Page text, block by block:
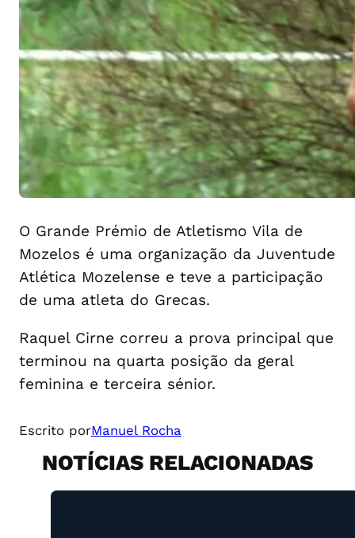
O Grande Prémio de Atletismo Vila de
Mozelos é uma organização da Juventude
Atlética Mozelense e teve a participação
de uma atleta do Grecas.
Raquel Cirne correu a prova principal que
terminou na quarta posição da geral
feminina e terceira sénior.
Escrito porManuel Rocha
NOTÍCIAS RELACIONADAS